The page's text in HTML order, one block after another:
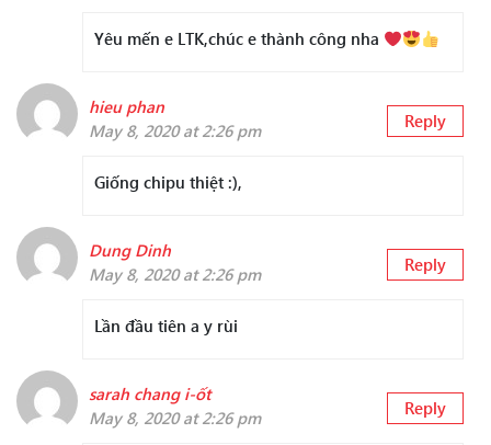
Yêu mến e LTK,chúc e thành công nha
hieu phan
May 8, 2020 at 2:26 pm
Reply
Giống chipu thiệt :),
Dung Dinh
May 8, 2020 at 2:26 pm
Reply
Lần đầu tiên a y rùi
sarah chang i-ốt
May 8, 2020 at 2:26 pm
Reply